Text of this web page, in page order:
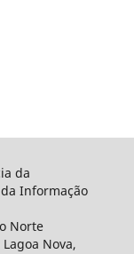
da
Informação
Norte
Nova,